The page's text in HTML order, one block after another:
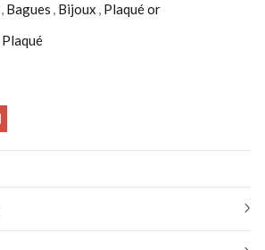
, Bagues , Bijoux , Plaqué or
Plaqué